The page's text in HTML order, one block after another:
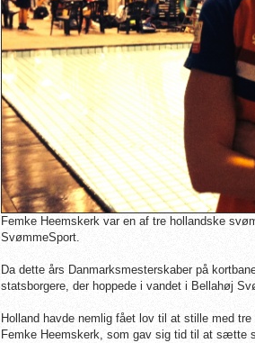
Femke Heemskerk var en af tre hollandske
SvømmeSport.
Da dette års Danmarksmesterskaber på
statsborgere, der hoppede i vandet i Bellahøj
Holland havde nemlig fået lov til at stille med
Femke Heemskerk, som gav sig tid til at sætte